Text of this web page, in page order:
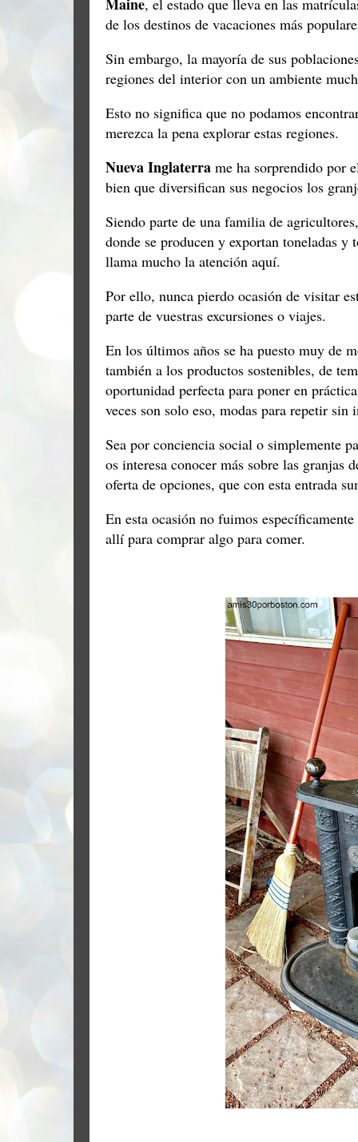
, el estado que lleva en las
de los destinos de vacaciones más
Sin embargo, la mayoría de sus
regiones del interior con un ambiente
Esto no significa que no podamos
merezca la pena explorar estas regiones.
Nueva Inglaterra me ha sorprendido por
bien que diversifican sus negocios los
Siendo parte de una familia de
donde se producen y exportan toneladas y
llama mucho la atención aquí.
Por ello, nunca pierdo ocasión de visitar
parte de vuestras excursiones o viajes.
En los últimos años se ha puesto muy de
también a los productos sostenibles, de
oportunidad perfecta para poner en
veces son solo eso, modas para repetir
Sea por conciencia social o simplemente
os interesa conocer más sobre las granjas
oferta de opciones, que con esta entrada
En esta ocasión no fuimos
allí para comprar algo para comer.